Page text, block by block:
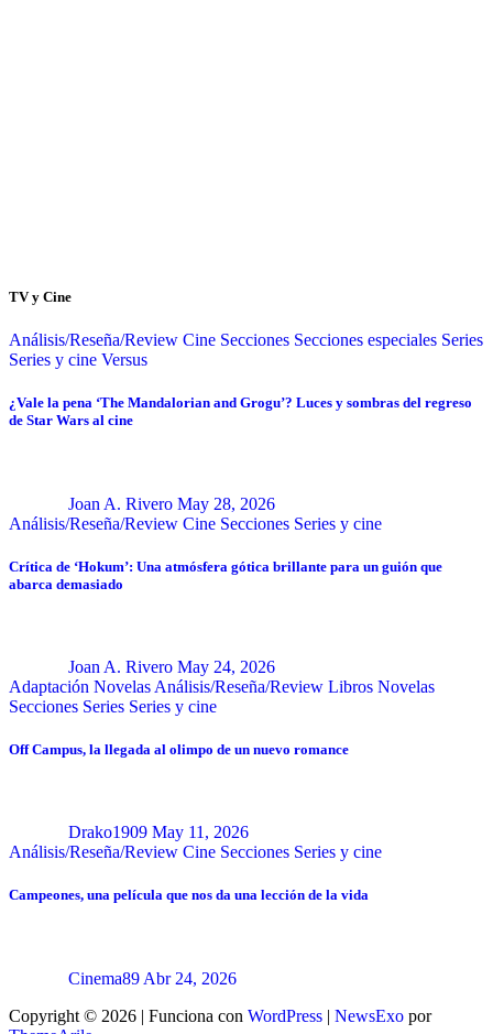
TV y Cine
Análisis/Reseña/Review Cine Secciones Secciones especiales Series
Series y cine Versus
¿Vale la pena ‘The Mandalorian and Grogu’? Luces y sombras del regreso
de Star Wars al cine
Joan A. Rivero May 28, 2026
Análisis/Reseña/Review Cine Secciones Series y cine
Crítica de ‘Hokum’: Una atmósfera gótica brillante para un guión que
abarca demasiado
Joan A. Rivero May 24, 2026
Adaptación Novelas Análisis/Reseña/Review Libros Novelas
Secciones Series Series y cine
Off Campus, la llegada al olimpo de un nuevo romance
Drako1909 May 11, 2026
Análisis/Reseña/Review Cine Secciones Series y cine
Campeones, una película que nos da una lección de la vida
Cinema89 Abr 24, 2026
Copyright © 2026 | Funciona con WordPress | NewsExo por